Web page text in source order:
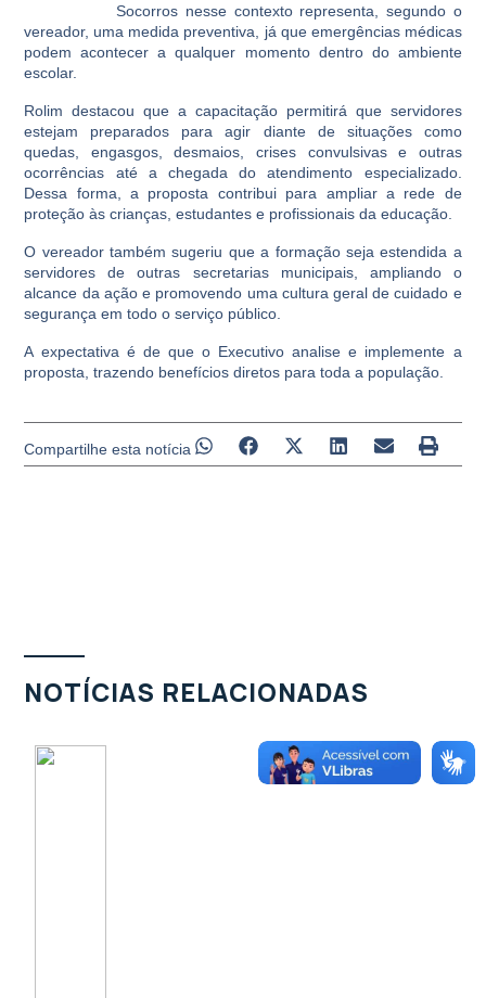
Socorros nesse contexto representa, segundo o
vereador, uma medida preventiva, já que emergências médicas
podem acontecer a qualquer momento dentro do ambiente
escolar.
Rolim destacou que a capacitação permitirá que servidores
estejam preparados para agir diante de situações como
quedas, engasgos, desmaios, crises convulsivas e outras
ocorrências até a chegada do atendimento especializado.
Dessa forma, a proposta contribui para ampliar a rede de
proteção às crianças, estudantes e profissionais da educação.
O vereador também sugeriu que a formação seja estendida a
servidores de outras secretarias municipais, ampliando o
alcance da ação e promovendo uma cultura geral de cuidado e
segurança em todo o serviço público.
A expectativa é de que o Executivo analise e implemente a
proposta, trazendo benefícios diretos para toda a população.
Compartilhe esta notícia
NOTÍCIAS RELACIONADAS